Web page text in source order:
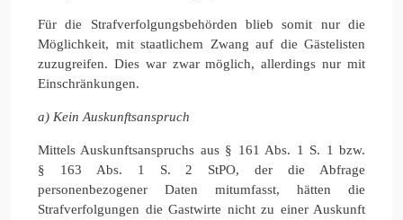
Für die Strafverfolgungsbehörden blieb somit nur die
Möglichkeit, mit staatlichem Zwang auf die Gästelisten
zuzugreifen. Dies war zwar möglich, allerdings nur mit
Einschränkungen.
a) Kein Auskunftsanspruch
Mittels Auskunftsanspruchs aus § 161 Abs. 1 S. 1 bzw.
§ 163 Abs. 1 S. 2 StPO, der die Abfrage
personenbezogener Daten mitumfasst, hätten die
Strafverfolgungen die Gastwirte nicht zu einer Auskunft